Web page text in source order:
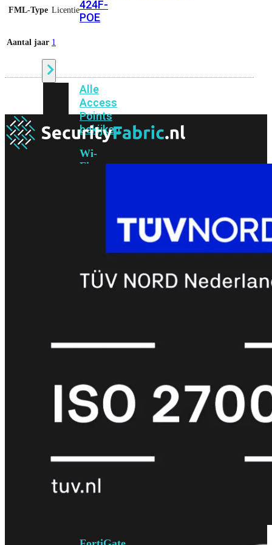
424F-
POE
Alle
Access
Points
bekijken
Wi-
Fi
Wi-
Fi
IndoorOutdoor
MIMO
bekijken
FML-Type Licentie
Aantal jaar 1